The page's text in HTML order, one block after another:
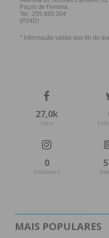
Eu li e
27,0k
Fans
0
Followers
MAIS POPULARES